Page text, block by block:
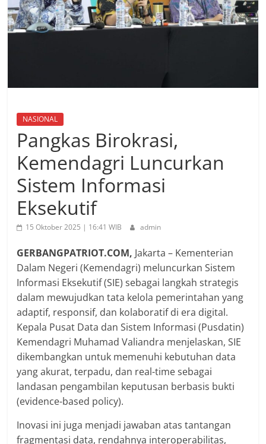
NASIONAL
Pangkas Birokrasi,
Kemendagri Luncurkan
Sistem Informasi
Eksekutif
15 Oktober 2025 | 16:41 WIB admin
GERBANGPATRIOT.COM, Jakarta – Kementerian
Dalam Negeri (Kemendagri) meluncurkan Sistem
Informasi Eksekutif (SIE) sebagai langkah strategis
dalam mewujudkan tata kelola pemerintahan yang
adaptif, responsif, dan kolaboratif di era digital.
Kepala Pusat Data dan Sistem Informasi (Pusdatin)
Kemendagri Muhamad Valiandra menjelaskan, SIE
dikembangkan untuk memenuhi kebutuhan data
yang akurat, terpadu, dan real-time sebagai
landasan pengambilan keputusan berbasis bukti
(evidence-based policy).
Inovasi ini juga menjadi jawaban atas tantangan
fragmentasi data, rendahnya interoperabilitas,